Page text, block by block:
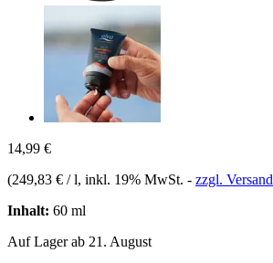
14,99 €
(249,83 € / l, inkl. 19% MwSt. - zzgl. Versand
Inhalt: 60 ml
Auf Lager ab 21. August